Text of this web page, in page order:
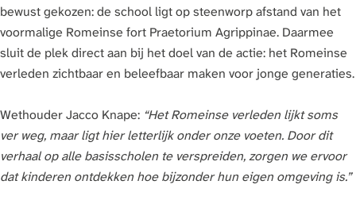
bewust gekozen: de school ligt op steenworp afstand van het
voormalige Romeinse fort Praetorium Agrippinae. Daarmee
sluit de plek direct aan bij het doel van de actie: het Romeinse
verleden zichtbaar en beleefbaar maken voor jonge generaties.
Wethouder Jacco Knape: “Het Romeinse verleden lijkt soms
ver weg, maar ligt hier letterlijk onder onze voeten. Door dit
verhaal op alle basisscholen te verspreiden, zorgen we ervoor
dat kinderen ontdekken hoe bijzonder hun eigen omgeving is.”